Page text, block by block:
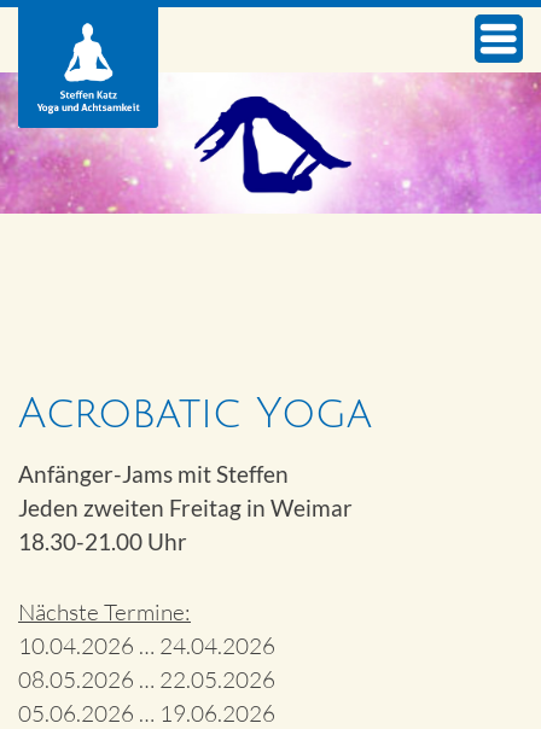
Acrobatic Yoga
Anfänger-Jams mit Steffen
Jeden zweiten Freitag in Weimar
18.30-21.00 Uhr
Nächste Termine:
10.04.2026 … 24.04.2026
08.05.2026 … 22.05.2026
05.06.2026 … 19.06.2026